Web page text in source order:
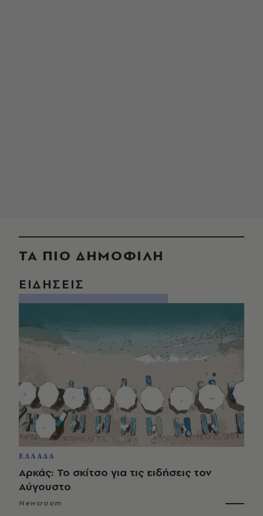
ΤΑ ΠΙΟ ΔΗΜΟΦΙΛΗ
ΕΙΔΗΣΕΙΣ
ΕΛΛΑΔΑ
Αρκάς: Το σκίτσο για τις ειδήσεις τον
Αύγουστο
Newsroom